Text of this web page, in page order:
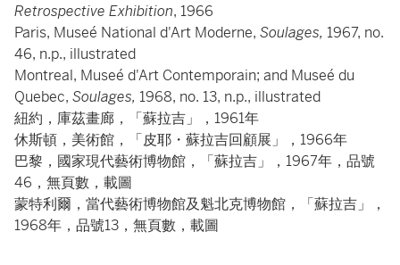
Retrospective Exhibition, 1966
Paris, Museé National d'Art Moderne, Soulages, 1967, no.
46, n.p., illustrated
Montreal, Museé d'Art Contemporain; and Museé du
Quebec, Soulages, 1968, no. 13, n.p., illustrated
紐約，庫茲畫廊，「蘇拉吉」，1961年
休斯頓，美術館，「皮耶・蘇拉吉回顧展」，1966年
巴黎，國家現代藝術博物館，「蘇拉吉」，1967年，品號
46，無頁數，載圖
蒙特利爾，當代藝術博物館及魁北克博物館，「蘇拉吉」，
1968年，品號13，無頁數，載圖